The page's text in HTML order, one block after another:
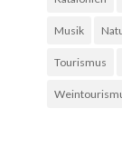
Musik
Tourismus